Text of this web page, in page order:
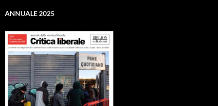
ANNUALE 2025